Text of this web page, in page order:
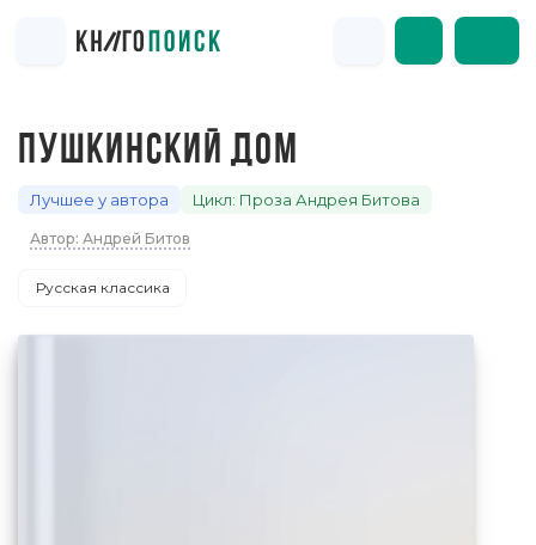
ПУШКИНСКИЙ ДОМ
Лучшее у автора Цикл: Проза Андрея Битова
Автор: Андрей Битов
Русская классика